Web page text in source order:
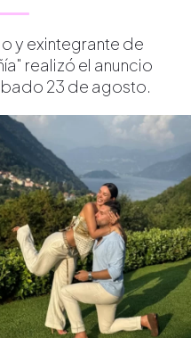
y exintegrante de
realizó el anuncio
23 de agosto.